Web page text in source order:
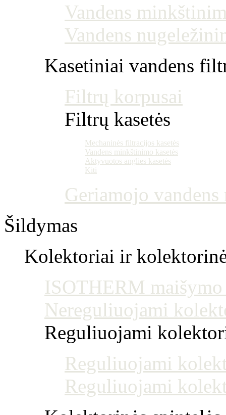
Vandens
Vandens
Kasetiniai vandens
Filtrų korpusai
Filtrų kasetės
Mechaninės filtracijos kasetės
Vandens minkštinimo kasetės
Aktyvuotos anglies kasetės
Kiti
Geriamojo
Šildymas
Kolektoriai ir
ISOTHERM
Nereguliuojami
Reguliuojami
Reguliuojami
Reguliuojami